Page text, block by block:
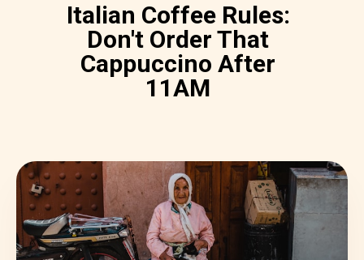
Italian Coffee Rules:
Don't Order That
Cappuccino After
11AM